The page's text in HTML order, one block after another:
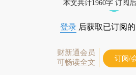
本文共计1960字 订阅
登录 后获取已订阅
财新通会员
可畅读全文
订阅/